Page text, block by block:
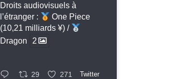
Droits audiovisuels à
l’étranger :
One Piece
(10,21 milliards ¥) /
Dragon
2
29 271 Twitter